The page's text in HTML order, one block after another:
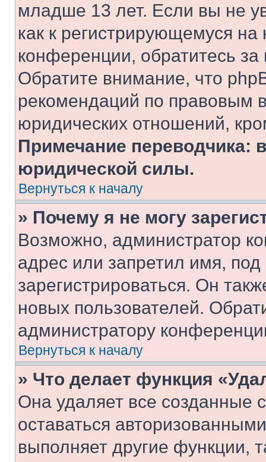
младше 13 лет. Если вы не
как к регистрирующемуся
конференции, обратитесь
Обратите внимание, что
рекомендаций по правовым
юридических отношений,
Примечание переводчика:
юридической силы.
Вернуться к началу
» Почему я не могу
Возможно, администратор
адрес или запретил имя,
зарегистрироваться. Он
новых пользователей.
администратору
Вернуться к началу
» Что делает функция
Она удаляет все созданные
оставаться
выполняет другие функции,